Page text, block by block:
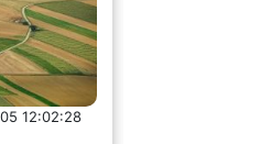
963 лв. за
ръст от
сочат